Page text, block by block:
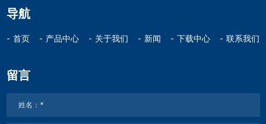
导航
首页 产品中心 关于我们 新闻 下载中心 联系我们
留言